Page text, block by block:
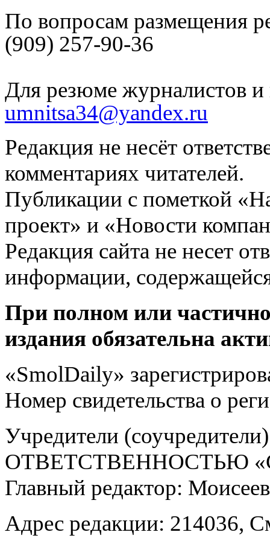
По вопросам размещения
(909) 257-90-36
Для резюме журналистов и
umnitsa34@yandex.ru
Редакция не несёт
комментариях читателей.
Публикации с пометкой
проект» и «Новости
Редакция сайта не несет
информации,
При полном или
издания обязательна
«SmolDaily»
Номер свидетельства о
Учредители
ОТВЕТСТВЕННОСТЬЮ
Главный редактор:
Адрес редакции: 214036,